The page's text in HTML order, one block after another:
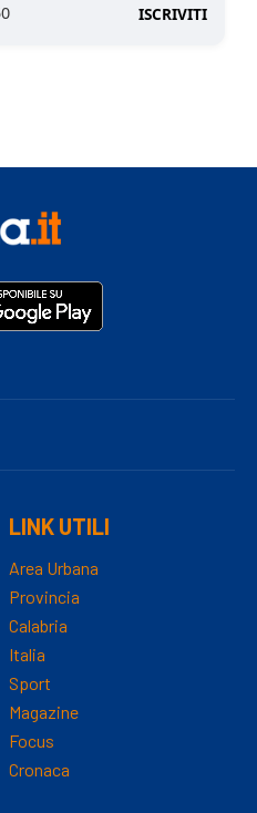
ISCRIVITI
LINK UTILI
Area Urbana
Provincia
Calabria
Italia
Sport
Magazine
Focus
Cronaca